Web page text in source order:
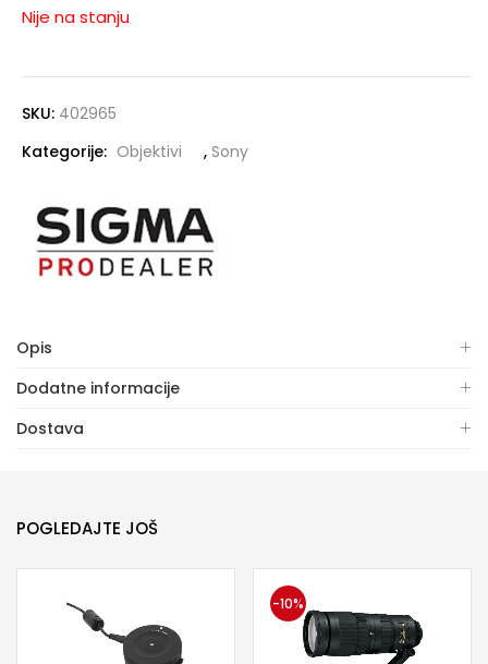
Nije na stanju
SKU: 402965
Kategorije: Objektivi , Sony
Opis
Dodatne informacije
Dostava
POGLEDAJTE JOŠ
-10%